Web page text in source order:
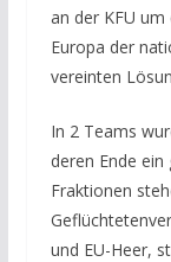
an der KFU
Europa der
vereinten
In 2 Teams
deren Ende
Fraktionen
und EU-Heer,